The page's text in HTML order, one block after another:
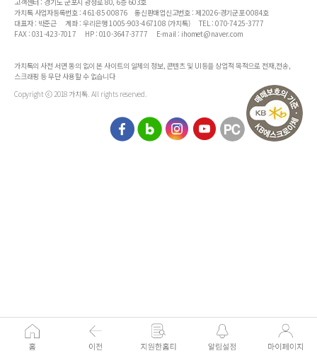
가치톡 사업자등록번호 : 461-85-00876
통신판매업신고번호 : 제2026-경기군포-0084호
대표자 : 박준근
계좌 : 우리은행 1005-903-467108 (가치톡)
TEL : 070-7425-3777
FAX : 031-423-7017
HP : 010-3647-3777 E-mail : ihomet@naver.com
가치톡의 사전 서면 동의 없이 본 사이트의 일체의 정보, 콘텐츠 및 UI등을 상업적 목적으로 전재,전송,
스크래핑 등 무단 사용할 수 없습니다
Copyright ⓒ 2018 가치톡. All rights reserved.